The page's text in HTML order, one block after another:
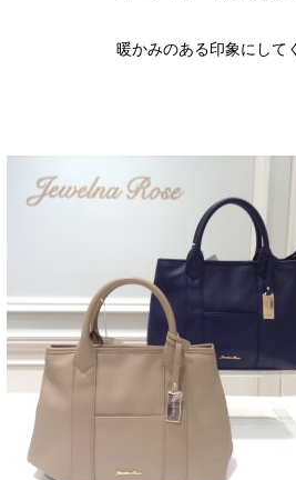
暖かみのある印象にし